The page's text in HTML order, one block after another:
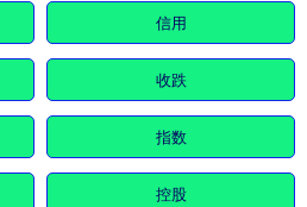
信用
收跌
指数
控股